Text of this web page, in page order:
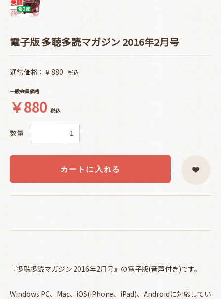
電子版 多聴多読マガジン 2016年2月号
通常価格：￥880 税込
一般会員価格
￥880 税込
数量
カートに入れる
『多聴多読マガジン 2016年2月号』の電子版(音声付き)です。
Windows PC、Mac、iOS(iPhone、iPad)、Androidに対応してい